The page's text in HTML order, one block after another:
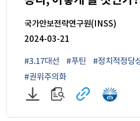
국가안보전략연구원(INSS)
2024-03-21
#3.17대선 #푸틴 #정치적정당
#권위주의화
PDF
파일
다운로드
원문
보기
관련
사이트로
이동
국회전자
이동
(새